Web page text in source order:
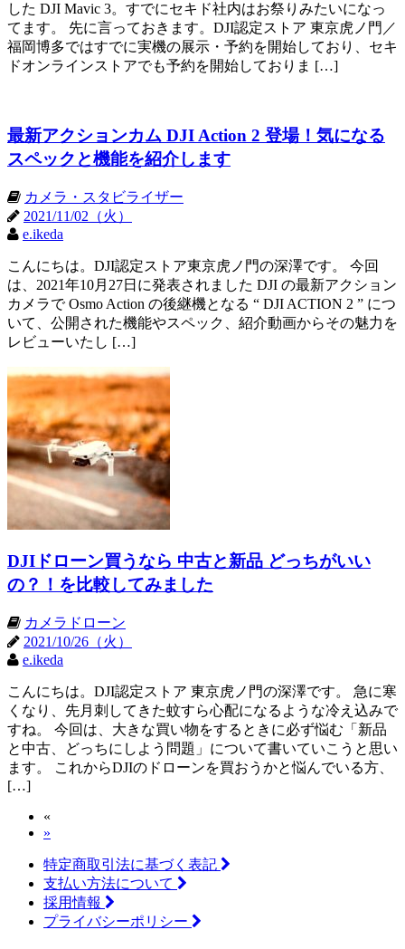
した DJI Mavic 3。すでにセキド社内はお祭りみたいになっ
てます。 先に言っておきます。DJI認定ストア 東京虎ノ門／
福岡博多ではすでに実機の展示・予約を開始しており、セキ
ドオンラインストアでも予約を開始しておりま […]
最新アクションカム DJI Action 2 登場！気になる
スペックと機能を紹介します
カメラ・スタビライザー
2021/11/02（火）
e.ikeda
こんにちは。DJI認定ストア東京虎ノ門の深澤です。 今回
は、2021年10月27日に発表されました DJI の最新アクション
カメラで Osmo Action の後継機となる “ DJI ACTION 2 ” につ
いて、公開された機能やスペック、紹介動画からその魅力を
レビューいたし […]
DJIドローン買うなら 中古と新品 どっちがいい
の？！を比較してみました
カメラドローン
2021/10/26（火）
e.ikeda
こんにちは。DJI認定ストア 東京虎ノ門の深澤です。 急に寒
くなり、先月刺してきた蚊すら心配になるような冷え込みで
すね。 今回は、大きな買い物をするときに必ず悩む「新品
と中古、どっちにしよう問題」について書いていこうと思い
ます。 これからDJIのドローンを買おうかと悩んでいる方、
[…]
«
»
特定商取引法に基づく表記
支払い方法について
採用情報
プライバシーポリシー